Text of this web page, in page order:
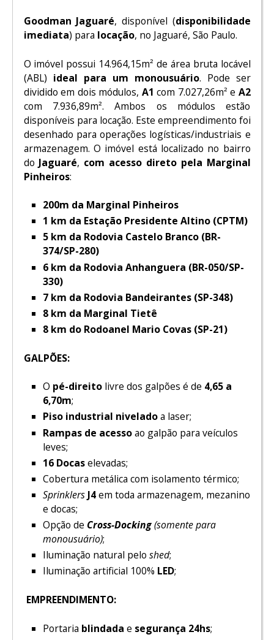
Goodman Jaguaré, disponível (disponibilidade
imediata) para locação, no Jaguaré, São Paulo.
O imóvel possui 14.964,15m² de área bruta locável
(ABL) ideal para um monousuário. Pode ser
dividido em dois módulos, A1 com 7.027,26m² e A2
com 7.936,89m². Ambos os módulos estão
disponíveis para locação. Este empreendimento foi
desenhado para operações logísticas/industriais e
armazenagem. O imóvel está localizado no bairro
do Jaguaré, com acesso direto pela Marginal
Pinheiros:
200m da Marginal Pinheiros
1 km da Estação Presidente Altino (CPTM)
5 km da Rodovia Castelo Branco (BR-
374/SP-280)
6 km da Rodovia Anhanguera (BR-050/SP-
330)
7 km da Rodovia Bandeirantes (SP-348)
8 km da Marginal Tietê
8 km do Rodoanel Mario Covas (SP-21)
GALPÕES:
O pé-direito livre dos galpões é de 4,65 a
6,70m;
Piso industrial niveladoa laser;
Rampas de acessoao galpão para veículos
leves;
16 Docaselevadas;
Cobertura metálica com isolamento térmico;
Sprinklers J4em toda armazenagem, mezanino
e docas;
Opção de Cross-Docking(somente para
monousuário);
Iluminação natural pelo shed;
Iluminação artificial 100% LED;
EMPREENDIMENTO:
Portaria blindada e segurança 24hs;